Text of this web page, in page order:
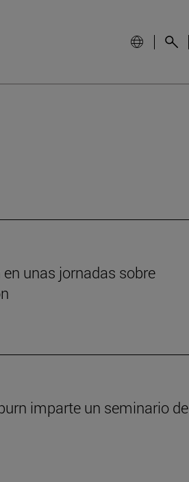
unas jornadas sobre
imparte un seminario de